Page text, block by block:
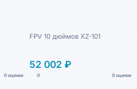
0 оценок
FPV 10 дюймов XZ-101
52 002 ₽
0 0 оценок